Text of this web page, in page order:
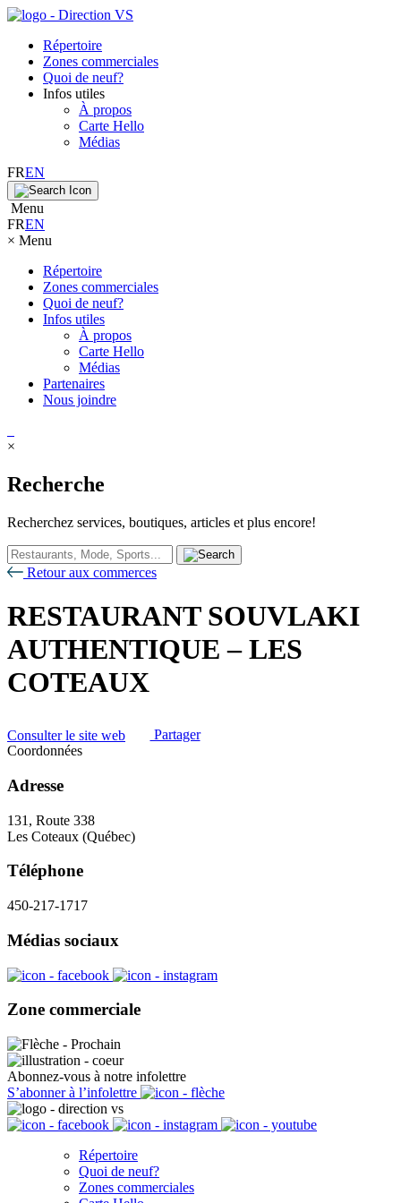
Répertoire
Zones commerciales
Quoi de neuf?
Infos utiles
À propos
Carte Hello
Médias
FREN
Menu
FREN
× Menu
Répertoire
Zones commerciales
Quoi de neuf?
Infos utiles
À propos
Carte Hello
Médias
Partenaires
Nous joindre
×
Recherche
Recherchez services, boutiques, articles et plus encore!
Retour aux commerces
RESTAURANT SOUVLAKI
AUTHENTIQUE – LES
COTEAUX
Consulter le site web
Partager
Coordonnées
Adresse
131, Route 338
Les Coteaux (Québec)
Téléphone
450-217-1717
Médias sociaux
Zone commerciale
Abonnez-vous à notre infolettre
S’abonner à l’infolettre
Répertoire
Quoi de neuf?
Zones commerciales